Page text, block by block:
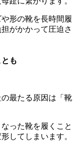
形の靴を長時間履
がかかって圧迫さ
も
最たる原因は「靴
った靴を履くこと
してしまいます。